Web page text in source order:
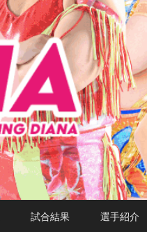
試合結果 選手紹介